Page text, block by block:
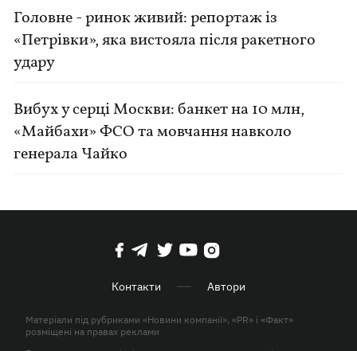
Головне - ринок живий: репортаж із
«Петрівки», яка вистояла після ракетного
удару
Вибух у серці Москви: банкет на 10 млн,
«Майбахи» ФСО та мовчання навколо
генерала Чайко
Контакти Автори
Матеріали під рубриками «Новини компанії», «PR» і «Факт»
розміщені на правах реклами